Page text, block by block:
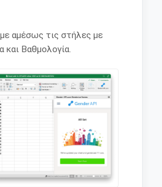
αμέσως τις στήλες με
και Βαθμολογία.